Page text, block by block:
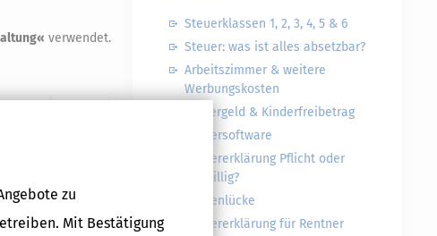
zu
Mit Bestätigung
verwendet.
Steuerklassen 1, 2, 3, 4, 5 & 6
Steuer: was ist alles absetzbar?
Arbeitszimmer & weitere
Werbungskosten
Kindergeld & Kinderfreibetrag
Steuersoftware
Steuererklärung Pflicht oder
freiwillig?
Rentenlücke
Steuererklärung für Rentner